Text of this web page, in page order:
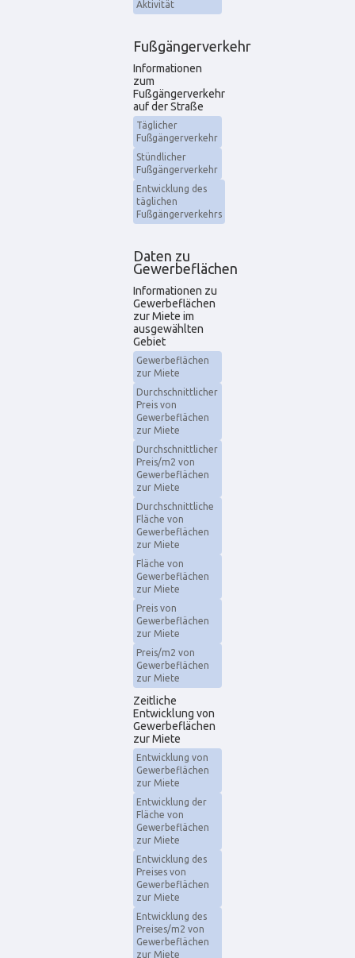
Aktivität
Fußgängerverkehr
Informationen
zum
Fußgängerverkehr
auf der Straße
Täglicher
Fußgängerverkehr
Stündlicher
Fußgängerverkehr
Entwicklung des
täglichen
Fußgängerverkehrs
Daten zu
Gewerbeflächen
Informationen zu
Gewerbeflächen
zur Miete im
ausgewählten
Gebiet
Gewerbeflächen
zur Miete
Durchschnittlicher
Preis von
Gewerbeflächen
zur Miete
Durchschnittlicher
Preis/m2 von
Gewerbeflächen
zur Miete
Durchschnittliche
Fläche von
Gewerbeflächen
zur Miete
Fläche von
Gewerbeflächen
zur Miete
Preis von
Gewerbeflächen
zur Miete
Preis/m2 von
Gewerbeflächen
zur Miete
Zeitliche
Entwicklung von
Gewerbeflächen
zur Miete
Entwicklung von
Gewerbeflächen
zur Miete
Entwicklung der
Fläche von
Gewerbeflächen
zur Miete
Entwicklung des
Preises von
Gewerbeflächen
zur Miete
Entwicklung des
Preises/m2 von
Gewerbeflächen
zur Miete